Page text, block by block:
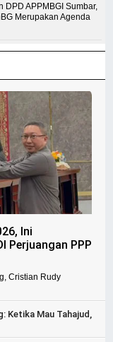
DPD APPMBGI Sumbar,
Merupakan Agenda
Ini
Perjuangan PPP
Cristian Rudy
Ketika Mau Tahajud,